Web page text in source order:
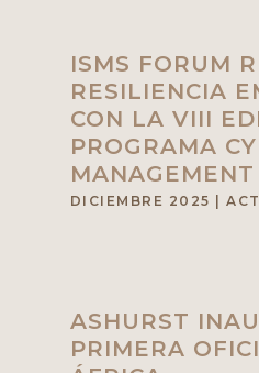
ISMS FORUM
RESILIENCIA
CON LA VIII
PROGRAMA
MANAGEMENT
DICIEMBRE 2025 |
ASHURST
PRIMERA